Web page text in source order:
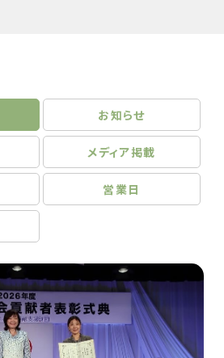
お知らせ
メディア掲載
営業日